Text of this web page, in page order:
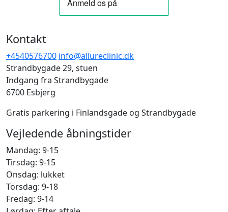
Kontakt
+4540576700 info@allureclinic.dk
Strandbygade 29, stuen
Indgang fra Strandbygade
6700 Esbjerg
Gratis parkering i Finlandsgade og Strandbygade
Vejledende åbningstider
Mandag: 9-15
Tirsdag: 9-15
Onsdag: lukket
Torsdag: 9-18
Fredag: 9-14